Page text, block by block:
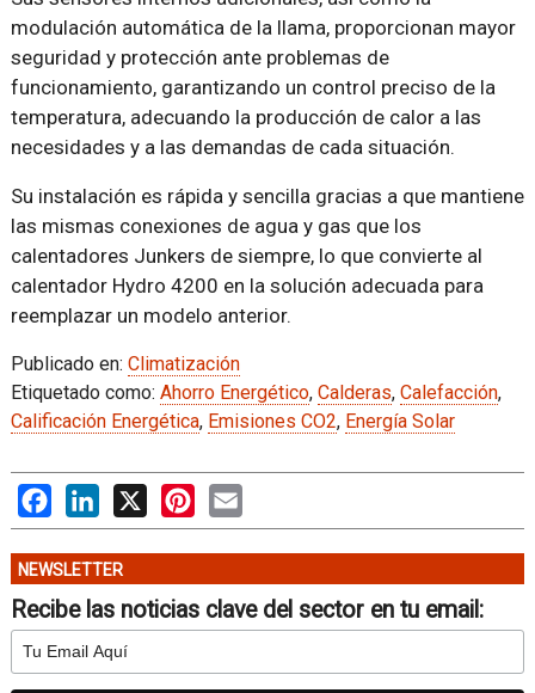
modulación automática de la llama, proporcionan mayor
seguridad y protección ante problemas de
funcionamiento, garantizando un control preciso de la
temperatura, adecuando la producción de calor a las
necesidades y a las demandas de cada situación.
Su instalación es rápida y sencilla gracias a que mantiene
las mismas conexiones de agua y gas que los
calentadores Junkers de siempre, lo que convierte al
calentador Hydro 4200 en la solución adecuada para
reemplazar un modelo anterior.
Publicado en: Climatización
Etiquetado como: Ahorro Energético, Calderas, Calefacción,
Calificación Energética, Emisiones CO2, Energía Solar
FacebookLinkedIn
X PinterestEmail
NEWSLETTER
Recibe las noticias clave del sector en tu email: